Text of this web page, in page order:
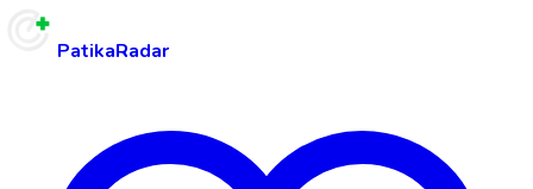
PatikaRadar